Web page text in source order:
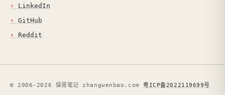
LinkedIn
GitHub
Reddit
© 2006-2026 保哥笔记 zhangwenbao.com粤ICP备2022119699号